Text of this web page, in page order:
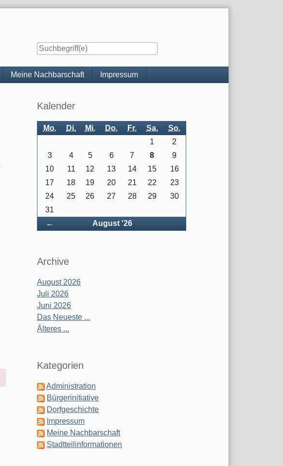
Meine Nachbarschaft Impressum
Seitenleiste
Kalender
Mo. Di. Mi. Do. Fr. Sa. So.
← August '26
1
2
3
4 5 6 7 8
9
10
11 12 13 14 15
16
17
18 19 20 21 22
23
24
25 26 27 28 29
30
31
Archive
August 2026
Juli 2026
Juni 2026
Das Neueste ...
Älteres ...
Kategorien
Administration
Bürgerinitiative
Dorfgeschichte
Impressum
Meine Nachbarschaft
Stadtteilinformationen